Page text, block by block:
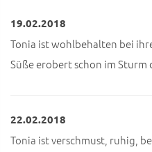
19.02.2018
Tonia ist wohlbehalten bei
Süße erobert schon im Sturm
22.02.2018
Tonia ist verschmust, ruhig,